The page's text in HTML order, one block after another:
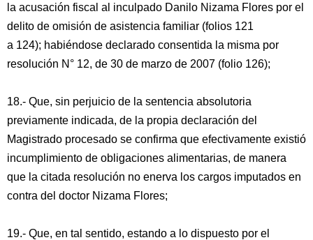
la acusación fiscal al inculpado Danilo Nizama Flores por el
delito de omisión de asistencia familiar (folios 121
a 124); habiéndose declarado consentida la misma por
resolución N° 12, de 30 de marzo de 2007 (folio 126);
18.- Que, sin perjuicio de la sentencia absolutoria
previamente indicada, de la propia declaración del
Magistrado procesado se confirma que efectivamente existió
incumplimiento de obligaciones alimentarias, de manera
que la citada resolución no enerva los cargos imputados en
contra del doctor Nizama Flores;
19.- Que, en tal sentido, estando a lo dispuesto por el